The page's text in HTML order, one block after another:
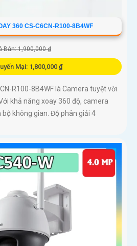
360 CS-C6CN-R100-8B4WF
Bán: 1,900,000 ₫
Mại: 1,800,000 ₫
R100-8B4WF là Camera tuyệt vời
khả năng xoay 360 độ, camera
không gian. Độ phân giải 4